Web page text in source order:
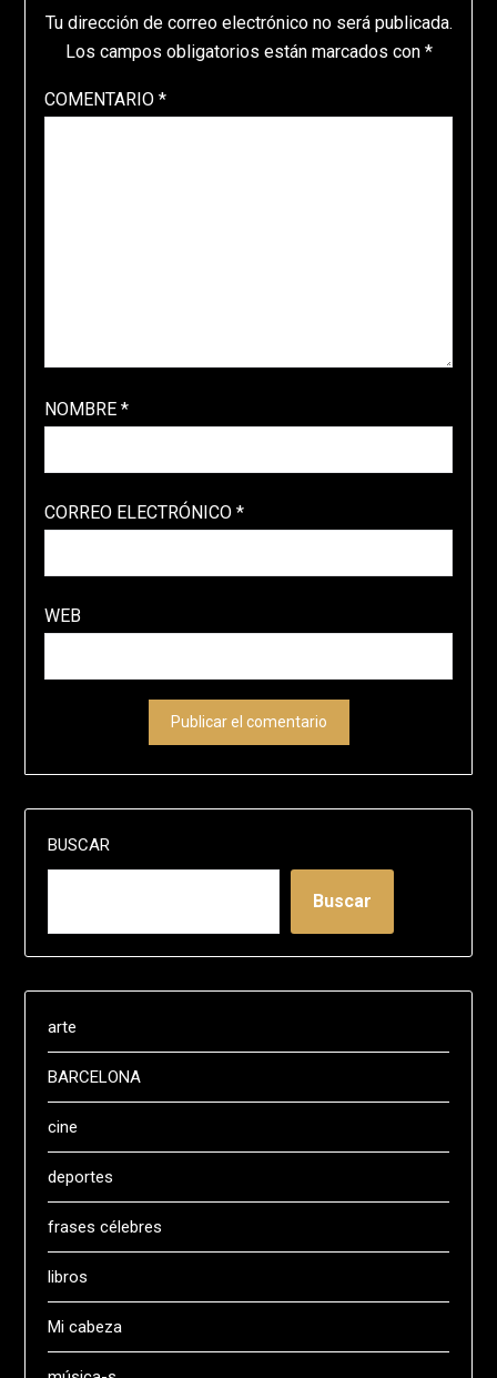
Tu dirección de correo electrónico no será publicada.
Los campos obligatorios están marcados con *
COMENTARIO *
NOMBRE *
CORREO ELECTRÓNICO *
WEB
BUSCAR
Buscar
arte
BARCELONA
cine
deportes
frases célebres
libros
Mi cabeza